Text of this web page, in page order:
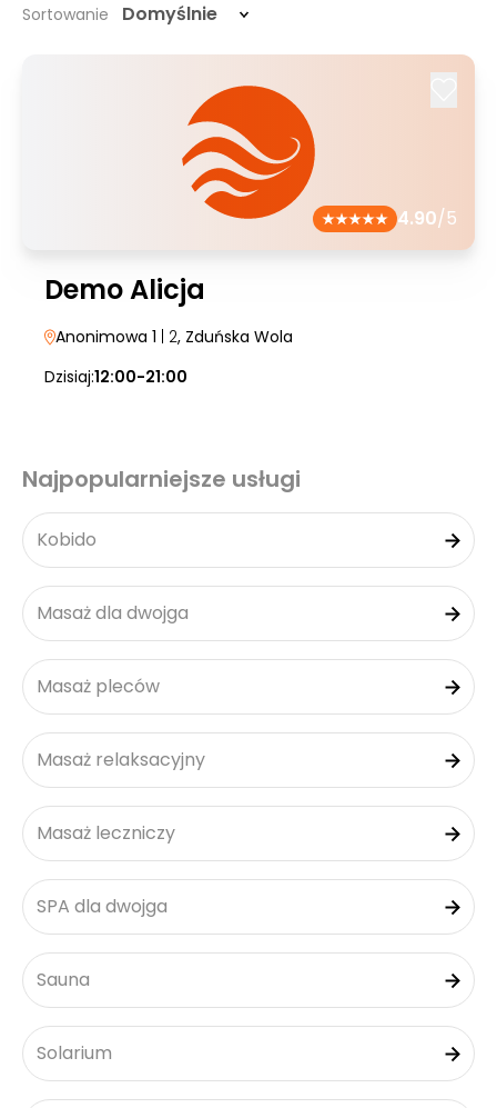
Sortowanie Domyślnie
4.90/5
Demo Alicja
Anonimowa 1 | 2, Zduńska Wola
Dzisiaj:12:00-21:00
Najpopularniejsze usługi
Kobido
Masaż dla dwojga
Masaż pleców
Masaż relaksacyjny
Masaż leczniczy
SPA dla dwojga
Sauna
Solarium